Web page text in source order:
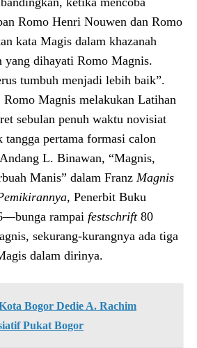
Romo Henri Nouwen dan Romo
kata Magis dalam khazanah
yang dihayati Romo Magnis.
tumbuh menjadi lebih baik”.
Romo Magnis melakukan Latihan
sebulan penuh waktu novisiat
tangga pertama formasi calon
L. Binawan, “Magnis,
Manis” dalam Franz Magnis
, Penerbit Buku
rampai festschrift80
sekurang-kurangnya ada tiga
dalam dirinya.
Bogor Dedie A. Rachim
Pukat Bogor